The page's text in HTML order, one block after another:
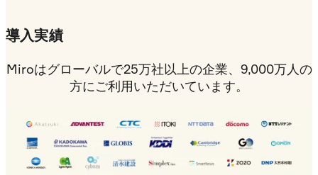
導入実績
Miroはグローバルで25万社以上の企業、9,000万人の
方にご利用いただいています。